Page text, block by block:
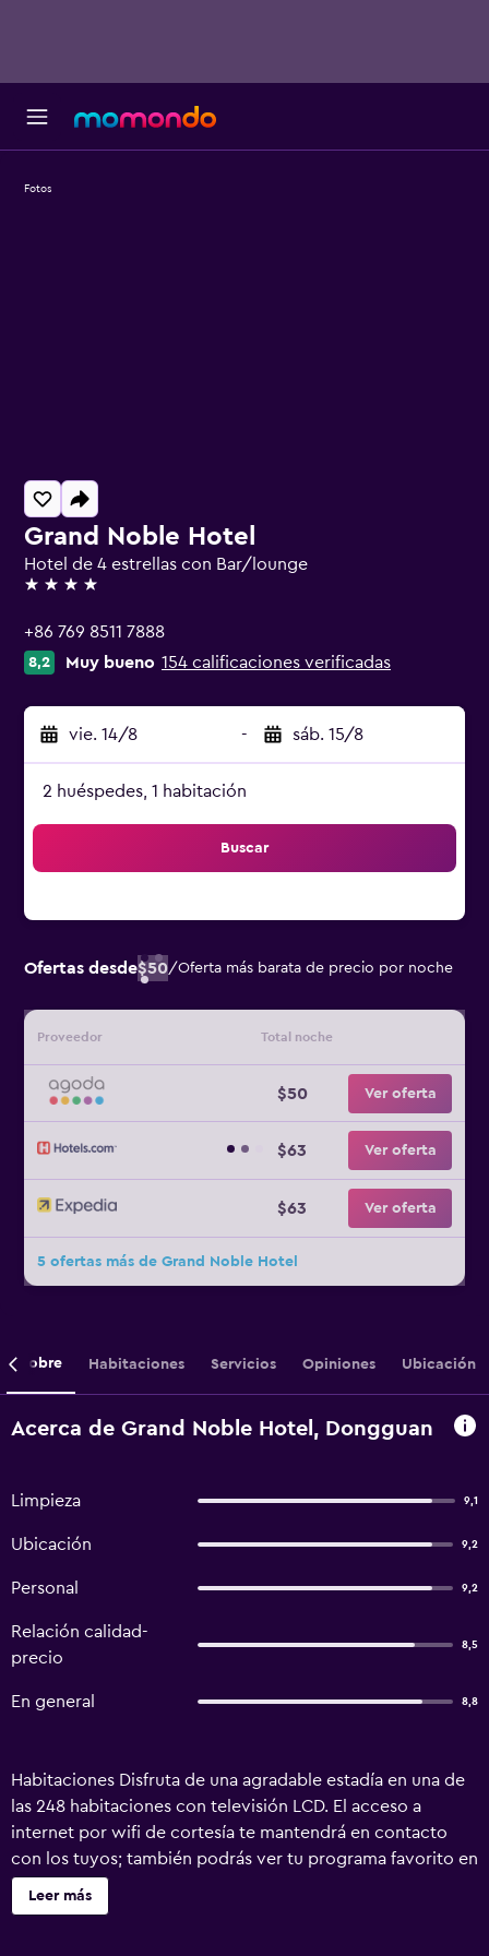
Grand Noble Hotel
Hotel de 4 estrellas con Bar/lounge
4 estrellas
+86 769 8511 7888
8,2 Muy bueno 154 calificaciones verificadas
vie. 14/8 - sáb. 15/8
2 huéspedes, 1 habitación
Buscar
Ofertas desde$50/Oferta más barata de precio por noche
Proveedor Total noche
$50 Ver oferta
$63 Ver oferta
$63 Ver oferta
5 ofertas más de Grand Noble Hotel
Fotos
Sobre Habitaciones Servicios Opiniones Ubicación
Acerca de Grand Noble Hotel, Dongguan
Limpieza 9,1
Ubicación 9,2
Personal 9,2
Relación calidad-
precio
8,5
En general 8,8
Habitaciones Disfruta de una agradable estadía en una de
las 248 habitaciones con televisión LCD. El acceso a
internet por wifi de cortesía te mantendrá en contacto
con los tuyos; también podrás ver tu programa favorito en
la televisión con canales vía satélite. El cuarto de baño
dispone de secador de pelo y batas. Las comodidades
Leer más